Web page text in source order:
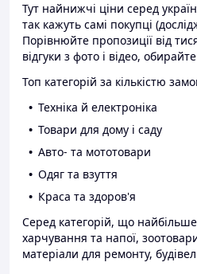
Тут найнижчі ціни серед
так кажуть самі покупці
Порівнюйте пропозиції від
відгуки з фото і відео,
Топ категорій за кількістю
Техніка й електроніка
Товари для дому і саду
Авто- та мототовари
Одяг та взуття
Краса та здоров'я
Серед категорій, що
харчування та напої,
матеріали для ремонту,